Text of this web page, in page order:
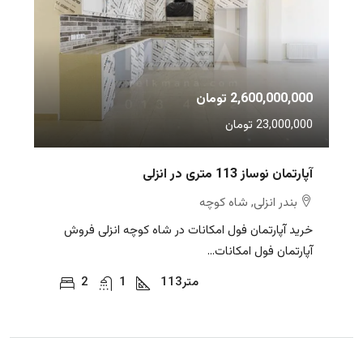
2,600,000,000 تومان
23,000,000 تومان
آپارتمان نوساز 113 متری در انزلی
بندر انزلی, شاه کوچه
خرید آپارتمان فول امکانات در شاه کوچه انزلی فروش
آپارتمان فول امکانات...
2
1 113متر